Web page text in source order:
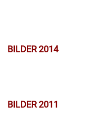
BILDER 2014
BILDER 2011